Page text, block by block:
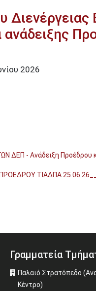
ανάδειξης
2026
ΔΕΠ - Ανάδειξη Προέδρου
ΤΙΑΔΠΑ
Γραμματεία
Παλαιό Στρατόπεδο
Κέντρο)